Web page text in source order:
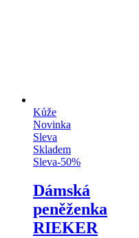
Kůže
Novinka
Sleva
Skladem
Sleva-50%
Dámská
peněženka
RIEKER